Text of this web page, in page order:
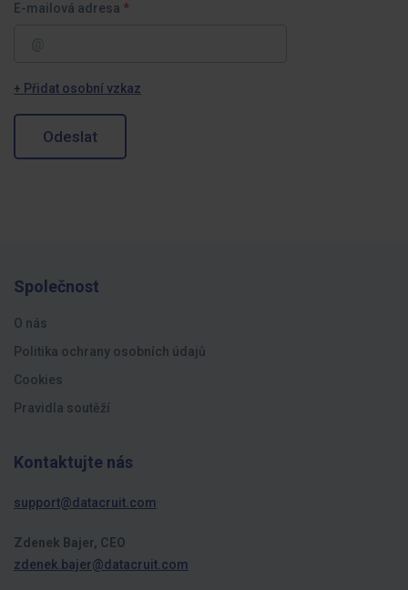
E-mailová adresa
+ Přidat osobní vzkaz
Odeslat
Společnost
O nás
Politika ochrany osobních údajů
Cookies
Pravidla soutěží
Kontaktujte nás
support@datacruit.com
Zdenek Bajer, CEO
zdenek.bajer@datacruit.com